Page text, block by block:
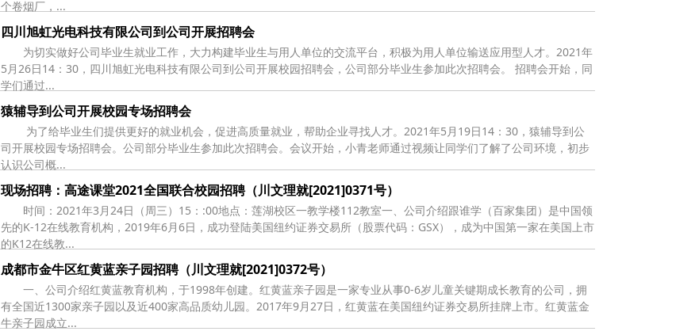
个卷烟厂，...
四川旭虹光电科技有限公司到公司开展招聘会
为切实做好公司毕业生就业工作，大力构建毕业生与用人单位的交流平台，积极为用人单位输送应用型人才。2021年
5月26日14：30，四川旭虹光电科技有限公司到公司开展校园招聘会，公司部分毕业生参加此次招聘会。 招聘会开始，同
学们通过...
猿辅导到公司开展校园专场招聘会
为了给毕业生们提供更好的就业机会，促进高质量就业，帮助企业寻找人才。2021年5月19日14：30，猿辅导到公
司开展校园专场招聘会。公司部分毕业生参加此次招聘会。会议开始，小青老师通过视频让同学们了解了公司环境，初步
认识公司概...
现场招聘：高途课堂2021全国联合校园招聘（川文理就[2021]0371号）
时间：2021年3月24日（周三）15：:00地点：莲湖校区一教学楼112教室一、公司介绍跟谁学（百家集团）是中国领
先的K-12在线教育机构，2019年6月6日，成功登陆美国纽约证券交易所（股票代码：GSX），成为中国第一家在美国上市
的K12在线教...
成都市金牛区红黄蓝亲子园招聘（川文理就[2021]0372号）
一、公司介绍红黄蓝教育机构，于1998年创建。红黄蓝亲子园是一家专业从事0-6岁儿童关键期成长教育的公司，拥
有全国近1300家亲子园以及近400家高品质幼儿园。2017年9月27日，红黄蓝在美国纽约证券交易所挂牌上市。红黄蓝金
牛亲子园成立...